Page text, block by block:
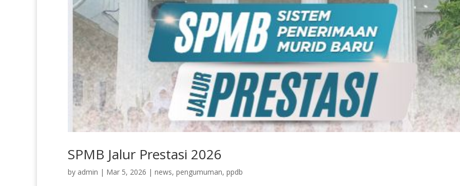
SPMB Jalur Prestasi 2026
by admin | Mar 5, 2026 | news, pengumuman, ppdb